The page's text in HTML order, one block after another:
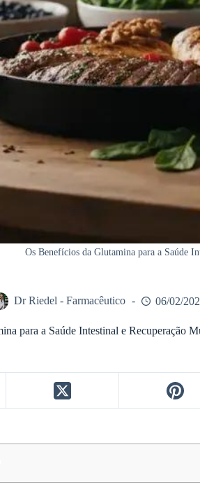
Os Benefícios da Glutamina para a Saúde
Dr Riedel - Farmacêutico 06/02/
para a Saúde Intestinal e Recuperação